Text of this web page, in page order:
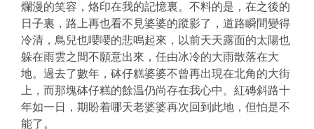
爛漫的笑容，烙印在我的記憶裏。不料的是，在之後的
日子裏，路上再也看不見婆婆的蹤影了，道路瞬間變得
冷清，鳥兒也嚶嚶的悲鳴起來，以前天天露面的太陽也
躲在雨雲之間不願意出來，任由冰冷的大雨散落在大
地。過去了數年，砵仔糕婆婆不曾再出現在北角的大街
上，而那塊砵仔糕的餘温仍尚存在我心中。紅磚斜路十
年如一日，期盼着哪天老婆婆再次回到此地，但怕是不
能了。